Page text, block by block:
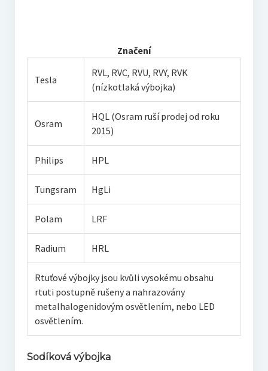
Značení
Tesla
RVL, RVC, RVU, RVY, RVK
(nízkotlaká výbojka)
Osram
HQL (Osram ruší prodej od roku
2015)
Philips HPL
Tungsram HgLi
Polam LRF
Radium HRL
Rtuťové výbojky jsou kvůli vysokému obsahu
rtuti postupně rušeny a nahrazovány
metalhalogenidovým osvětlením, nebo LED
osvětlením.
Sodíková výbojka